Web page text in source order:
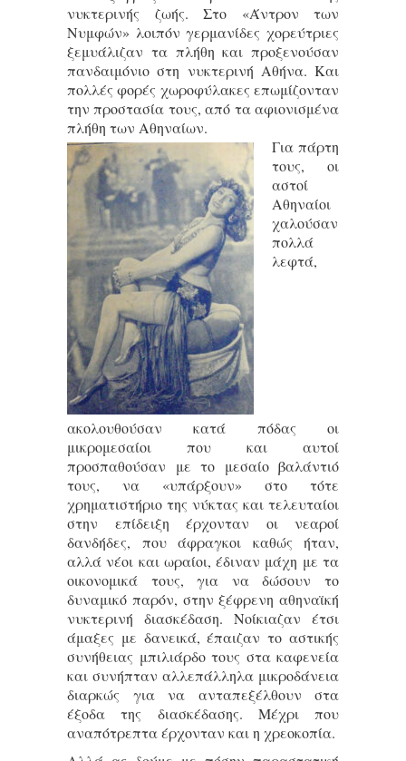
νυκτερινής ζωής. Στο «Άντρον των
Νυμφών» λοιπόν γερμανίδες χορεύτριες
ξεμυάλιζαν τα πλήθη και προξενούσαν
πανδαιμόνιο στη νυκτερινή Αθήνα. Και
πολλές φορές χωροφύλακες επωμίζονταν
την προστασία τους, από τα αφιονισμένα
πλήθη των Αθηναίων.
Για πάρτη
τους, οι
αστοί
Αθηναίοι
χαλούσαν
πολλά
λεφτά,
ακολουθούσαν κατά πόδας οι
μικρομεσαίοι που και αυτοί
προσπαθούσαν με το μεσαίο βαλάντιό
τους, να «υπάρξουν» στο τότε
χρηματιστήριο της νύκτας και τελευταίοι
στην επίδειξη έρχονταν οι νεαροί
δανδήδες, που άφραγκοι καθώς ήταν,
αλλά νέοι και ωραίοι, έδιναν μάχη με τα
οικονομικά τους, για να δώσουν το
δυναμικό παρόν, στην ξέφρενη αθηναϊκή
νυκτερινή διασκέδαση. Νοίκιαζαν έτσι
άμαξες με δανεικά, έπαιζαν το αστικής
συνήθειας μπιλιάρδο τους στα καφενεία
και συνήπταν αλλεπάλληλα μικροδάνεια
διαρκώς για να ανταπεξέλθουν στα
έξοδα της διασκέδασης. Μέχρι που
αναπότρεπτα έρχονταν και η χρεοκοπία.